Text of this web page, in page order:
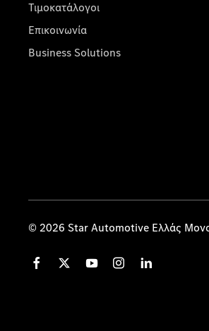
Τιμοκατάλογοι
Επικοινωνία
Business Solutions
© 2026 Star Automotive Ελλάς